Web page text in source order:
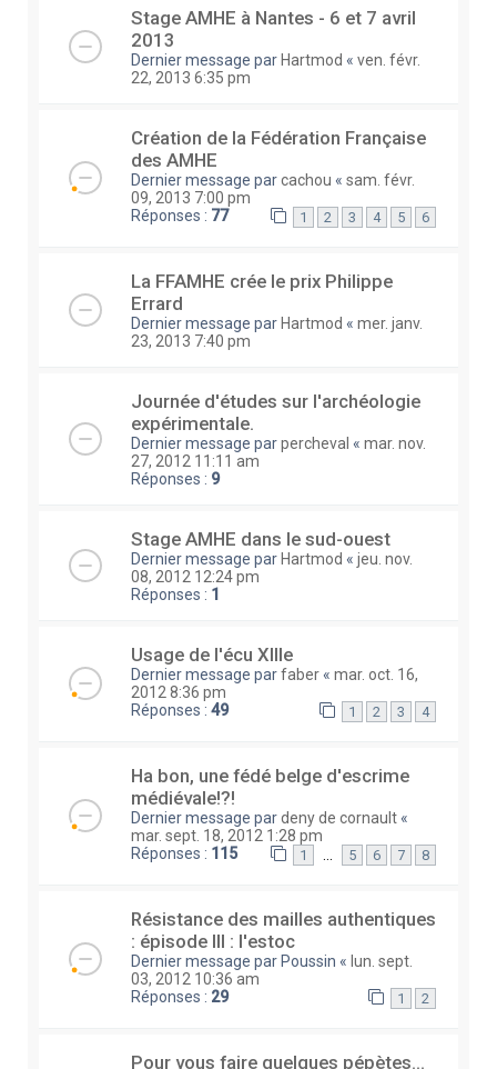
Stage AMHE à Nantes - 6 et 7 avril
2013
Dernier message par Hartmod « ven. févr.
22, 2013 6:35 pm
Création de la Fédération Française
des AMHE
Dernier message parcachou « sam. févr.
09, 2013 7:00 pm
Réponses : 77 1 2 3 4 5 6
La FFAMHE crée le prix Philippe
Errard
Dernier message par Hartmod « mer. janv.
23, 2013 7:40 pm
Journée d'études sur l'archéologie
expérimentale.
Dernier message parpercheval « mar. nov.
27, 2012 11:11 am
Réponses : 9
Stage AMHE dans le sud-ouest
Dernier message par Hartmod « jeu. nov.
08, 2012 12:24 pm
Réponses : 1
Usage de l'écu XIIIe
Dernier message parfaber « mar. oct. 16,
2012 8:36 pm
Réponses : 49 1 2 3 4
Ha bon, une fédé belge d'escrime
médiévale!?!
Dernier message pardeny de cornault «
mar. sept. 18, 2012 1:28 pm
Réponses : 115 1 … 5 6 7 8
Résistance des mailles authentiques
: épisode III : l'estoc
Dernier message par Poussin « lun. sept.
03, 2012 10:36 am
Réponses : 29 1 2
Pour vous faire quelques pépètes...